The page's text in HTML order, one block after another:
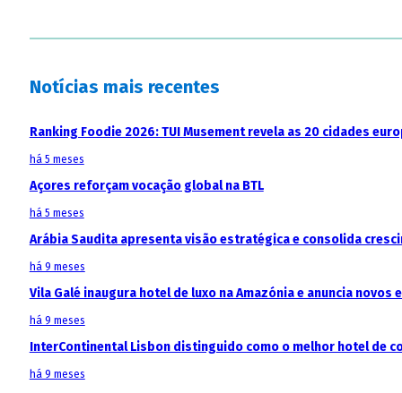
Notícias mais recentes
Ranking Foodie 2026: TUI Musement revela as 20 cidades
há 5 meses
Açores reforçam vocação global na BTL
há 5 meses
Arábia Saudita apresenta visão estratégica e consolida
há 9 meses
Vila Galé inaugura hotel de luxo na Amazónia e anuncia
há 9 meses
InterContinental Lisbon distinguido como o melhor hotel de
há 9 meses